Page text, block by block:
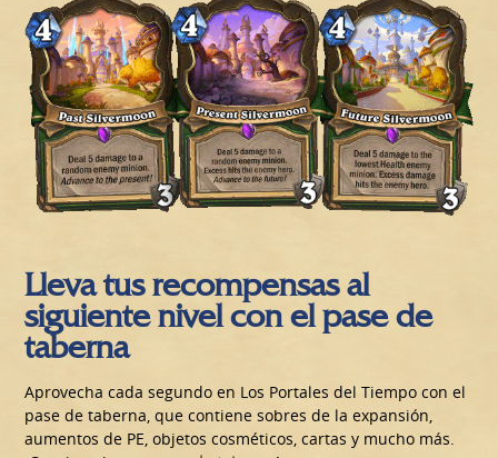
Lleva tus recompensas al
siguiente nivel con el pase de
taberna
Aprovecha cada segundo en Los Portales del Tiempo con el
pase de taberna, que contiene sobres de la expansión,
aumentos de PE, objetos cosméticos, cartas y mucho más.